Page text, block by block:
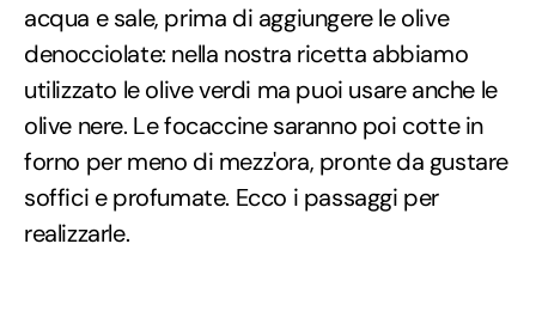
acqua e sale, prima di aggiungere le olive
denocciolate: nella nostra ricetta abbiamo
utilizzato le olive verdi ma puoi usare anche le
olive nere. Le focaccine saranno poi cotte in
forno per meno di mezz'ora, pronte da gustare
soffici e profumate. Ecco i passaggi per
realizzarle.